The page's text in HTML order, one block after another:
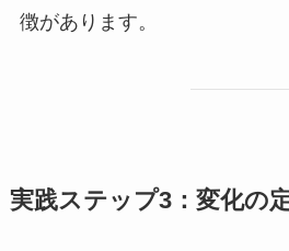
徴があります。
実践ステップ3：変化の